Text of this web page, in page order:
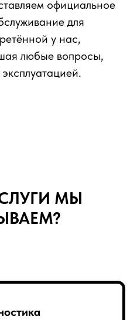
официальное
для
у нас,
любые вопросы,
МЫ